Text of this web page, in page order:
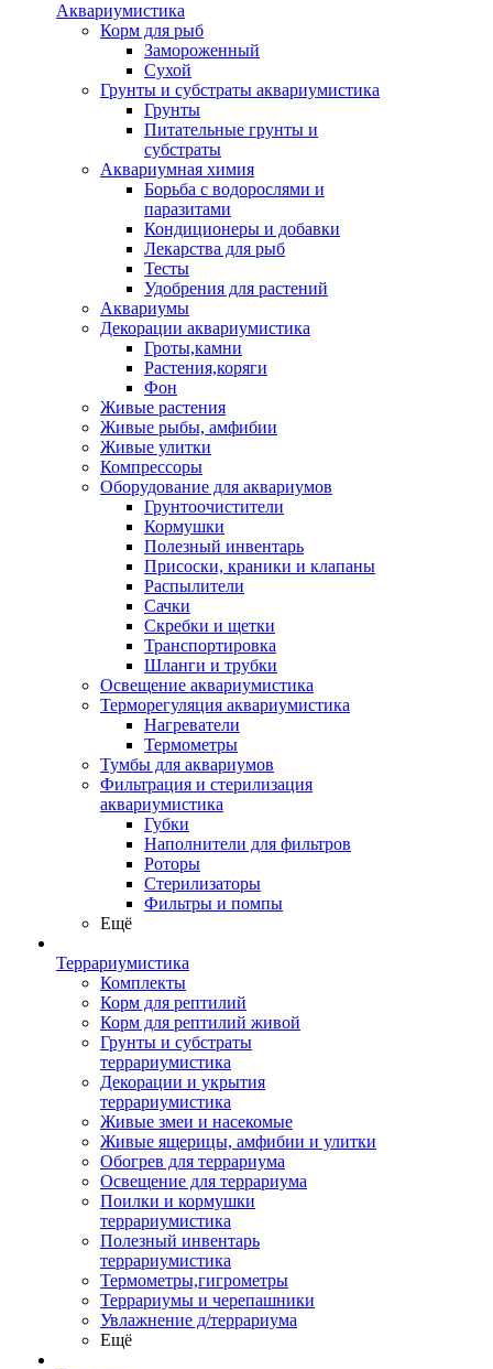
Аквариумистика
Корм для рыб
Замороженный
Сухой
Грунты и субстраты аквариумистика
Грунты
Питательные грунты и
субстраты
Аквариумная химия
Борьба с водорослями и
паразитами
Кондиционеры и добавки
Лекарства для рыб
Тесты
Удобрения для растений
Аквариумы
Декорации аквариумистика
Гроты,камни
Растения,коряги
Фон
Живые растения
Живые рыбы, амфибии
Живые улитки
Компрессоры
Оборудование для аквариумов
Грунтоочистители
Кормушки
Полезный инвентарь
Присоски, краники и клапаны
Распылители
Сачки
Скребки и щетки
Транспортировка
Шланги и трубки
Освещение аквариумистика
Терморегуляция аквариумистика
Нагреватели
Термометры
Тумбы для аквариумов
Фильтрация и стерилизация
аквариумистика
Губки
Наполнители для фильтров
Роторы
Стерилизаторы
Фильтры и помпы
Ещё
Террариумистика
Комплекты
Корм для рептилий
Корм для рептилий живой
Грунты и субстраты
террариумистика
Декорации и укрытия
террариумистика
Живые змеи и насекомые
Живые ящерицы, амфибии и улитки
Обогрев для террариума
Освещение для террариума
Поилки и кормушки
террариумистика
Полезный инвентарь
террариумистика
Термометры,гигрометры
Террариумы и черепашники
Увлажнение д/террариума
Ещё